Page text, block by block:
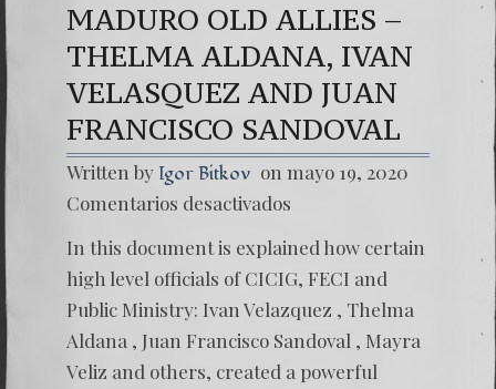
MADURO OLD ALLIES –
THELMA ALDANA, IVAN
VELASQUEZ AND JUAN
FRANCISCO SANDOVAL
Written by Igor Bitkov on mayo 19, 2020
Comentarios desactivados
ALLIES
In this document is explained how certain
high level officials of CICIG, FECI and
Public Ministry: Ivan Velazquez , Thelma
Aldana , Juan Francisco Sandoval , Mayra
Veliz and others, created a powerful